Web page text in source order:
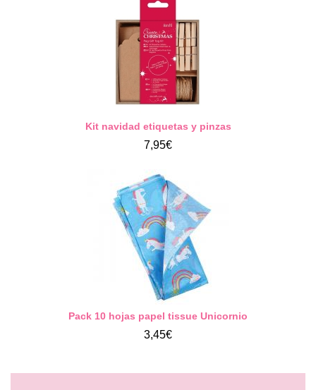
Kit navidad etiquetas y pinzas
7,95€
Pack 10 hojas papel tissue Unicornio
3,45€